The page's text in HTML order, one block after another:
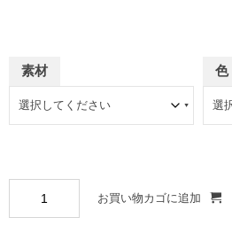
素材 色
お買い物カゴに追加